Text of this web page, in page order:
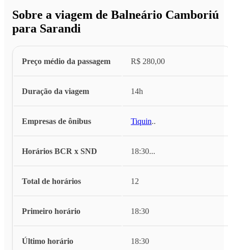
Sobre a viagem de Balneário Camboriú
para Sarandi
Preço médio da passagem R$ 280,00
Duração da viagem 14h
Empresas de ônibus Tiquin...
Horários BCR x SND 18:30...
Total de horários 12
Primeiro horário 18:30
Último horário 18:30